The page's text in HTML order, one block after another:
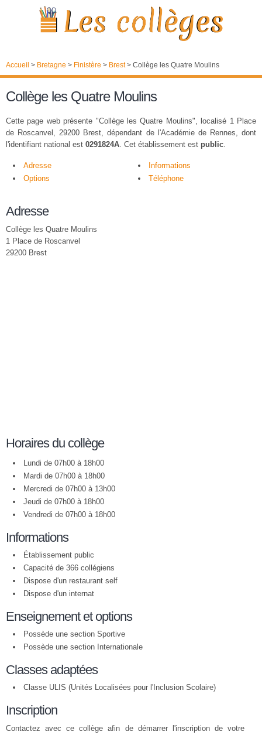
Accueil > Bretagne > Finistère > Brest> Collège les Quatre Moulins
Collège les Quatre Moulins
Cette page web présente "Collège les Quatre Moulins", localisé 1 Place
de Roscanvel, 29200 Brest, dépendant de l'Académie de Rennes, dont
l'identifiant national est 0291824A. Cet établissement est public.
Adresse
Informations
Options
Téléphone
Adresse
Collège les Quatre Moulins
1 Place de Roscanvel
29200 Brest
Horaires du collège
Lundi de 07h00 à 18h00
Mardi de 07h00 à 18h00
Mercredi de 07h00 à 13h00
Jeudi de 07h00 à 18h00
Vendredi de 07h00 à 18h00
Informations
Établissement public
Capacité de 366 collégiens
Dispose d'un restaurant self
Dispose d'un internat
Enseignement et options
Possède une section Sportive
Possède une section Internationale
Classes adaptées
Classe ULIS (Unités Localisées pour l'Inclusion Scolaire)
Inscription
Contactez avec ce collège afin de démarrer l'inscription de votre